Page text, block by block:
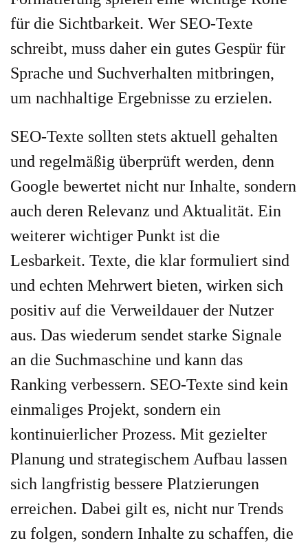
für die Sichtbarkeit. Wer SEO-Texte
schreibt, muss daher ein gutes Gespür für
Sprache und Suchverhalten mitbringen,
um nachhaltige Ergebnisse zu erzielen.
SEO-Texte sollten stets aktuell gehalten
und regelmäßig überprüft werden, denn
Google bewertet nicht nur Inhalte, sondern
auch deren Relevanz und Aktualität. Ein
weiterer wichtiger Punkt ist die
Lesbarkeit. Texte, die klar formuliert sind
und echten Mehrwert bieten, wirken sich
positiv auf die Verweildauer der Nutzer
aus. Das wiederum sendet starke Signale
an die Suchmaschine und kann das
Ranking verbessern. SEO-Texte sind kein
einmaliges Projekt, sondern ein
kontinuierlicher Prozess. Mit gezielter
Planung und strategischem Aufbau lassen
sich langfristig bessere Platzierungen
erreichen. Dabei gilt es, nicht nur Trends
zu folgen, sondern Inhalte zu schaffen, die